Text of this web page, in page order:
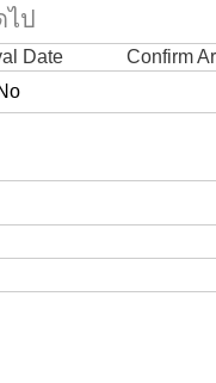
ป
Date
Confirm